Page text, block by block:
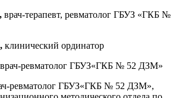
врач-терапевт, ревматолог ГБУЗ «ГКБ №
клинический ординатор
врач-ревматолог ГБУЗ«ГКБ № 52 ДЗМ»
ревматолог ГБУЗ«ГКБ № 52 ДЗМ»,